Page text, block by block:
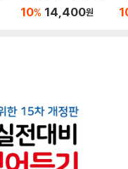
10% 14,400원